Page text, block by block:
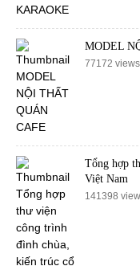
MODEL
77172
Tổng hợp
Việt Nam
141398